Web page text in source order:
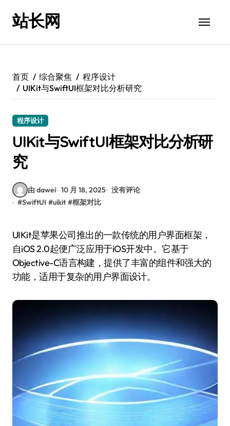
站长网
首页 综合聚焦
程序设计
UIKit与SwiftUI框架对比分析研究
程序设计
UIKit与SwiftUI框架对比分析研
究
由 dawei 10 月 18, 2025 没有评论
#SwiftUI #uikit #框架对比
UIKit是苹果公司推出的一款传统的用户界面框架，
自iOS 2.0起便广泛应用于iOS开发中。它基于
Objective-C语言构建，提供了丰富的组件和强大的
功能，适用于复杂的用户界面设计。